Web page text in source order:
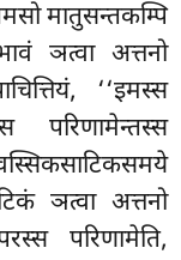
मातुसन्तकम्पि
ञत्वा अत्तनो
‘‘इमस्स
ञत्वा अत्तनो
परिणामेति,